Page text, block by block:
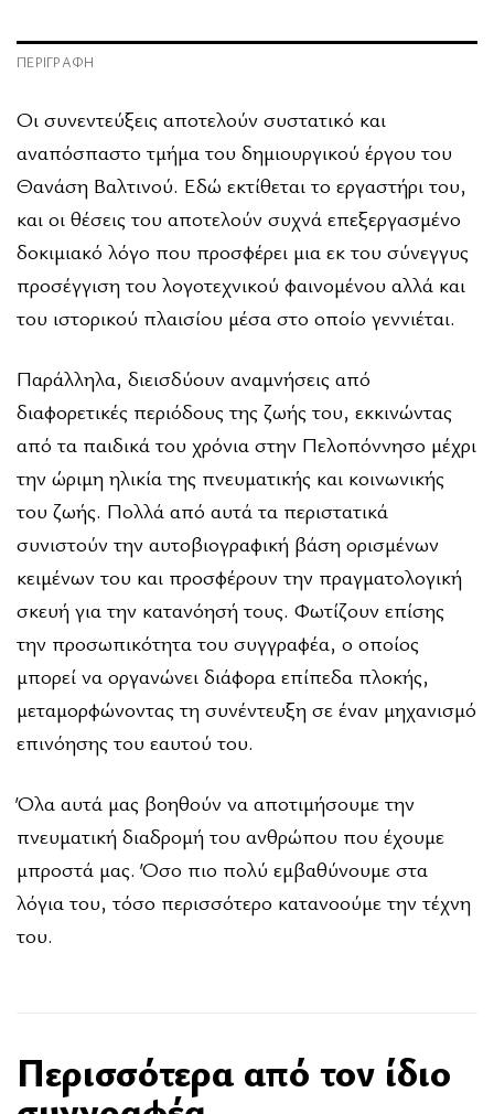
ΠΕΡΙΓΡΑΦΉ
Οι συνεντεύξεις αποτελούν συστατικό και
αναπόσπαστο τμήμα του δημιουργικού έργου του
Θανάση Βαλτινού. Εδώ εκτίθεται το εργαστήρι του,
και οι θέσεις του αποτελούν συχνά επεξεργασμένο
δοκιμιακό λόγο που προσφέρει μια εκ του σύνεγγυς
προσέγγιση του λογοτεχνικού φαινομένου αλλά και
του ιστορικού πλαισίου μέσα στο οποίο γεννιέται.
Παράλληλα, διεισδύουν αναμνήσεις από
διαφορετικές περιόδους της ζωής του, εκκινώντας
από τα παιδικά του χρόνια στην Πελοπόννησο μέχρι
την ώριμη ηλικία της πνευματικής και κοινωνικής
του ζωής. Πολλά από αυτά τα περιστατικά
συνιστούν την αυτοβιογραφική βάση ορισμένων
κειμένων του και προσφέρουν την πραγματολογική
σκευή για την κατανόησή τους. Φωτίζουν επίσης
την προσωπικότητα του συγγραφέα, ο οποίος
μπορεί να οργανώνει διάφορα επίπεδα πλοκής,
μεταμορφώνοντας τη συνέντευξη σε έναν μηχανισμό
επινόησης του εαυτού του.
Όλα αυτά μας βοηθούν να αποτιμήσουμε την
πνευματική διαδρομή του ανθρώπου που έχουμε
μπροστά μας. Όσο πιο πολύ εμβαθύνουμε στα
λόγια του, τόσο περισσότερο κατανοούμε την τέχνη
του.
Περισσότερα από τον ίδιο